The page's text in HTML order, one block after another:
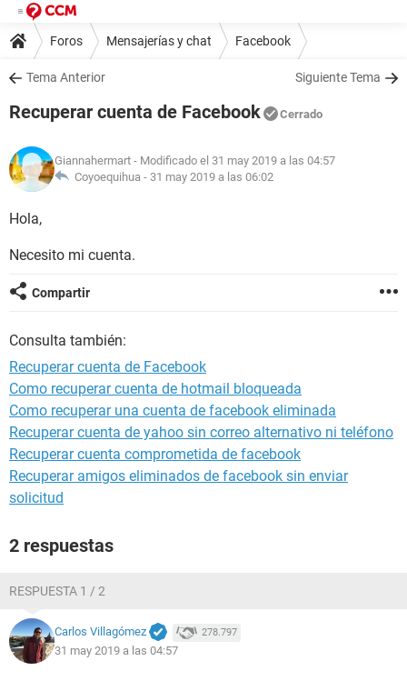
Foros Mensajerías y chat Facebook
Tema Anterior Siguiente Tema
Recuperar cuenta de Facebook Cerrado
Giannahermart - Modificado el 31 may 2019 a las 04:57
Coyoequihua - 31 may 2019 a las 06:02
Hola,
Necesito mi cuenta.
Compartir
Consulta también:
Recuperar cuenta de Facebook
Como recuperar cuenta de hotmail bloqueada
Como recuperar una cuenta de facebook eliminada
Recuperar cuenta de yahoo sin correo alternativo ni teléfono
Recuperar cuenta comprometida de facebook
Recuperar amigos eliminados de facebook sin enviar
solicitud
2 respuestas
RESPUESTA 1 / 2
Carlos Villagómez 278.797
31 may 2019 a las 04:57